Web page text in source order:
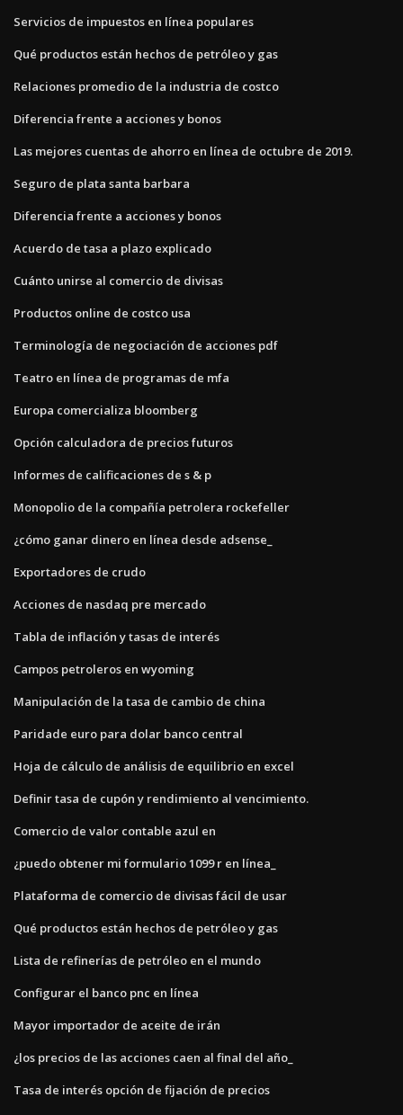
Servicios de impuestos en línea populares
Qué productos están hechos de petróleo y gas
Relaciones promedio de la industria de costco
Diferencia frente a acciones y bonos
Las mejores cuentas de ahorro en línea de octubre de 2019.
Seguro de plata santa barbara
Diferencia frente a acciones y bonos
Acuerdo de tasa a plazo explicado
Cuánto unirse al comercio de divisas
Productos online de costco usa
Terminología de negociación de acciones pdf
Teatro en línea de programas de mfa
Europa comercializa bloomberg
Opción calculadora de precios futuros
Informes de calificaciones de s & p
Monopolio de la compañía petrolera rockefeller
¿cómo ganar dinero en línea desde adsense_
Exportadores de crudo
Acciones de nasdaq pre mercado
Tabla de inflación y tasas de interés
Campos petroleros en wyoming
Manipulación de la tasa de cambio de china
Paridade euro para dolar banco central
Hoja de cálculo de análisis de equilibrio en excel
Definir tasa de cupón y rendimiento al vencimiento.
Comercio de valor contable azul en
¿puedo obtener mi formulario 1099 r en línea_
Plataforma de comercio de divisas fácil de usar
Qué productos están hechos de petróleo y gas
Lista de refinerías de petróleo en el mundo
Configurar el banco pnc en línea
Mayor importador de aceite de irán
¿los precios de las acciones caen al final del año_
Tasa de interés opción de fijación de precios